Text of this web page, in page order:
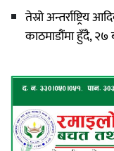
तेस्रो अन्तर्राष्ट्रिय
काठमाडौंमा हुँदै,